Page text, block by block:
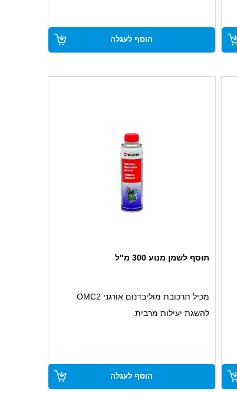
אינו תוקף צבע וגומי.
חסכוני ונוח לשימוש.הוסף לעגלה
תוסף לשמן מנוע 300 מ"ל
מכיל תרכובת מוליבדנום אורגני OMC2
להשגת יעילות מרבית.
בלי ממיר קטליטי.
הוסף לעגלה